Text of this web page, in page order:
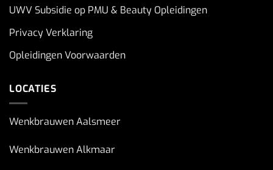
UWV Subsidie op PMU & Beauty Opleidingen
Privacy Verklaring
Opleidingen Voorwaarden
LOCATIES
Wenkbrauwen Aalsmeer
Wenkbrauwen Alkmaar